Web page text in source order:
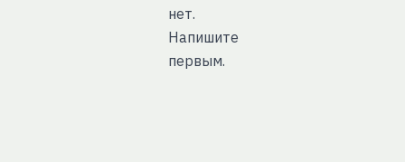
нет.
Напишите
первым.